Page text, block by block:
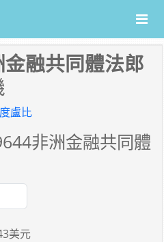
金融共同體法郎
盧比
非洲金融共同體
美元